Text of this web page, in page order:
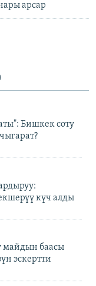
арсар
Бишкек соту
күч алды
майдын баасы
эскертти